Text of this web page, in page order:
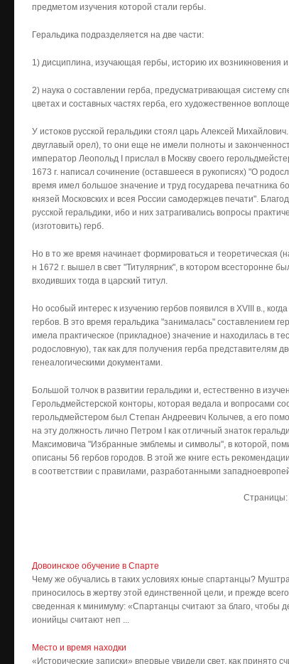
предметом изу­чения которой стали гербы.
Геральдика подразделяется на две части:
1) дисциплина, изучающая гербы, историю их возникновения
2) наука о составлении герба, предусматривающая систему
цветах и составных час­тях герба, его художественное
У истоков русской геральдики стоял царь Алексей
двуглавый орел), то они еще не имели полноты и
император Леопольд I прислал в Москву своего
1673 г. написал сочинение (оставшееся в рукописях) "О
время имел большое значение и труд госуда­рева печатника
князей Московских и всея России самодержцев печати".
русской геральдики, ибо и них зат­рагивались вопросы
(изготовить) герб.
Но в то же время начинает формироваться и теоретическая
н 1672 г. вышел в свет "Титулярник", в котором всесторонне
входивших тогда в царский титул.
Но особый интерес к изучению гербов появился в XVIII в.,
гербов. В это время геральдика "занималась" составлением
имела практическое (прикладное) значение и находилась в
родословную), так как для получения герба представителям
генеалогическими документами.
Большой толчок в развитии геральдики и, естественно в
Герольдмейстерской конторы, которая ведала и вопросами
герольдмейстером был Степан Андреевич Колычев, а его
на эту дол­жность лично Петром I как отличный знаток
Максимовича "Избранные эмблемы и символы", в которой,
описаны 56 гербов городов. В этой же книге есть
в соответствии с правилами, разработанными
Страницы:
Довоинское обучение в Спарте
Чему же обучались в таких условиях юные спартанцы?
приносилось в жертву этой единственной цели, и прежде
сведенная к минимуму: «Спартанцы считают за благо, чтобы
ионийцы считают неп ...
Место и время находки
«Исторические записки» впервые увидели свет, как принято